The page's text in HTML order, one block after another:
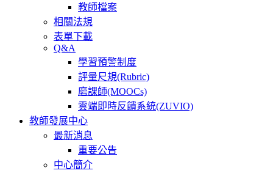
教師檔案
相關法規
表單下載
Q&A
學習預警制度
評量尺規(Rubric)
磨課師(MOOCs)
雲端即時反饋系統(ZUVIO)
教師發展中心
最新消息
重要公告
中心簡介